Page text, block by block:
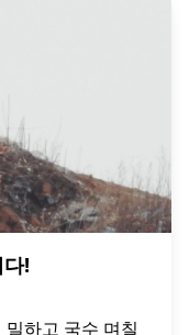
!
하고 국수 며칠